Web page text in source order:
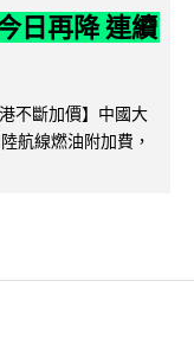
日再降 連續
不斷加價】中國大
航線燃油附加費，